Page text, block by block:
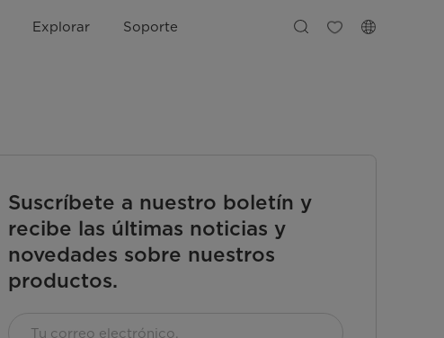
Explorar Soporte
Suscríbete a nuestro boletín y
recibe las últimas noticias y
novedades sobre nuestros
productos.